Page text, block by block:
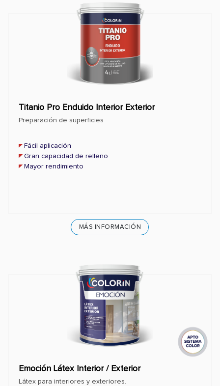
Titanio Pro Enduido Interior Exterior
Preparación de superficies
Fácil aplicación
Gran capacidad de relleno
Mayor rendimiento
MÁS INFORMACIÓN
Emoción Látex Interior / Exterior
Látex para interiores y exteriores.